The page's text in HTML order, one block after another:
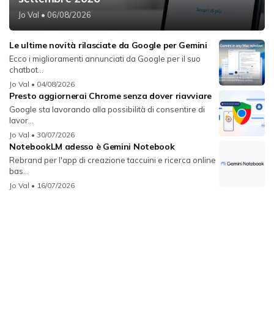
Jo Val • 06/08/2026
Le ultime novità rilasciate da Google per Gemini
Ecco i miglioramenti annunciati da Google per il suo
chatbot...
Jo Val • 04/08/2026
Presto aggiornerai Chrome senza dover riavviare
Google sta lavorando alla possibilità di consentire di
lavor...
Jo Val • 30/07/2026
NotebookLM adesso è Gemini Notebook
Rebrand per l'app di creazione taccuini e ricerca online
bas...
Jo Val • 16/07/2026